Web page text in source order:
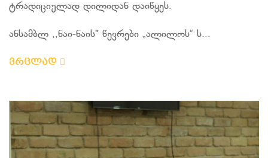
ტრადიციულად დილიდან დაიწყეს.
ანსამბლ ,,ნაი-ნაის" წევრები „ალილოს“ ს...
ვრცლად